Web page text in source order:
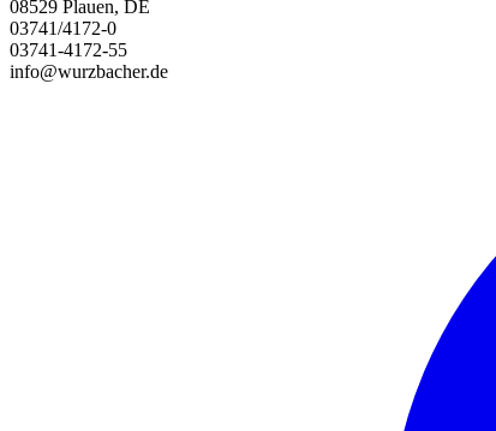
08529 Plauen, DE
03741/4172-0
03741-4172-55
info@wurzbacher.de